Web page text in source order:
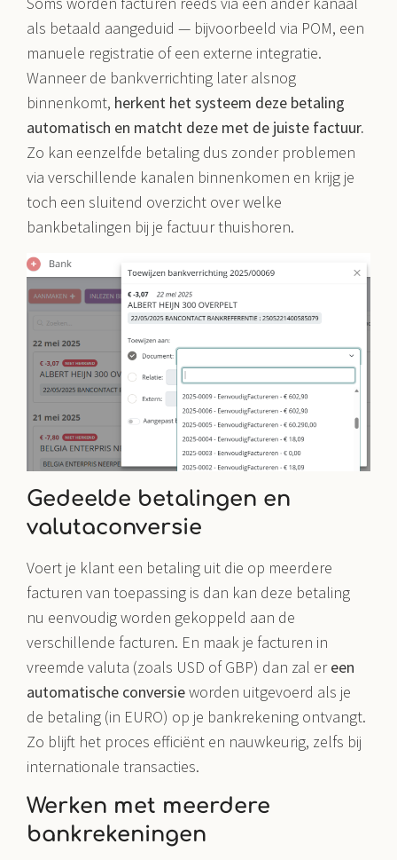
als betaald aangeduid — bijvoorbeeld via POM, een
manuele registratie of een externe integratie.
Wanneer de bankverrichting later alsnog
binnenkomt, herkent het systeem deze betaling
automatisch en matcht deze met de juiste factuur.
Zo kan eenzelfde betaling dus zonder problemen
via verschillende kanalen binnenkomen en krijg je
toch een sluitend overzicht over welke
bankbetalingen bij je factuur thuishoren.
Gedeelde betalingen en
valutaconversie
Voert je klant een betaling uit die op meerdere
facturen van toepassing is dan kan deze betaling
nu eenvoudig worden gekoppeld aan de
verschillende facturen. En maak je facturen in
vreemde valuta (zoals USD of GBP) dan zal ereen
automatische conversieworden uitgevoerd als je
de betaling (in EURO) op je bankrekening ontvangt.
Zo blijft het proces efficiënt en nauwkeurig, zelfs bij
internationale transacties.
Werken met meerdere
bankrekeningen